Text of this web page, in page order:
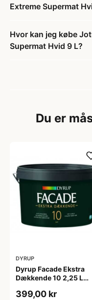
Extreme Supermat
Hvor kan jeg købe
Supermat Hvid 9 L?
Du er
DYRUP
Dyrup Facade Ekstra
Dækkende 10 2,25 L
399,00 kr